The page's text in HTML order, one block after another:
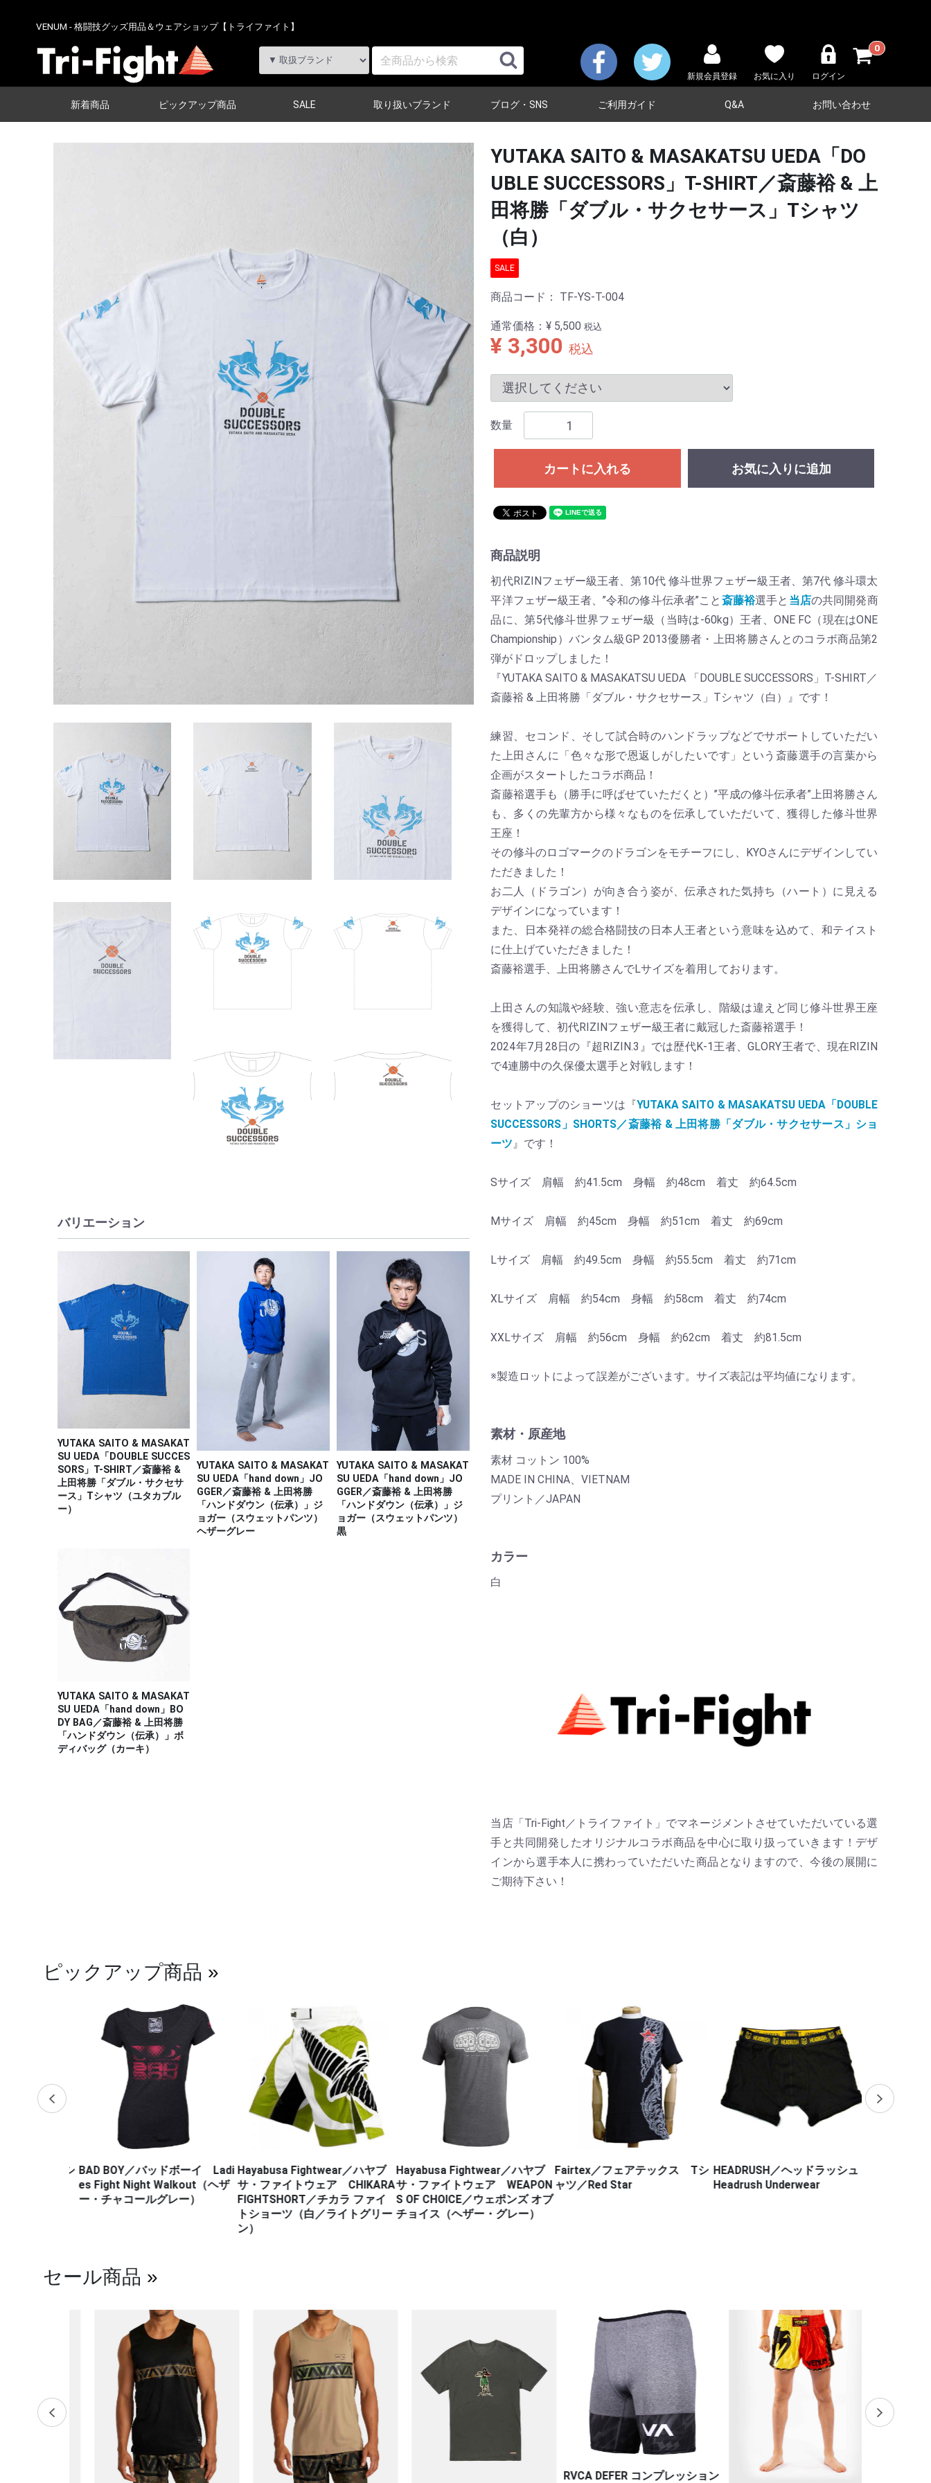
VENUM - 格闘技グッズ用品＆ウェアショップ【トライファイト】
新規会員登録 お気に入り ログイン
0
新着商品 ピックアップ商品 SALE 取り扱いブランド ブログ・SNS ご利用ガイド Q&A お問い合わせ
バリエーション
YUTAKA SAITO & MASAKAT
SU UEDA「DOUBLE SUCCES
SORS」T-SHIRT／斎藤裕 &
上田将勝「ダブル・サクセサ
ース」Tシャツ（ユタカブル
ー）
YUTAKA SAITO & MASAKAT
SU UEDA「hand down」JO
GGER／斎藤裕 & 上田将勝
「ハンドダウン（伝承）」ジ
ョガー（スウェットパンツ）
ヘザーグレー
YUTAKA SAITO & MASAKAT
SU UEDA「hand down」JO
GGER／斎藤裕 & 上田将勝
「ハンドダウン（伝承）」ジ
ョガー（スウェットパンツ）
黒
YUTAKA SAITO & MASAKAT
SU UEDA「hand down」BO
DY BAG／斎藤裕 & 上田将勝
「ハンドダウン（伝承）」ボ
ディバッグ（カーキ）
YUTAKA SAITO & MASAKATSU UEDA「DO
UBLE SUCCESSORS」T-SHIRT／斎藤裕 & 上
田将勝「ダブル・サクセサース」Tシャツ
（白）
SALE
商品コード： TF-YS-T-004
通常価格：¥ 5,500 税込
¥ 3,300 税込
数量
カートに入れる お気に入りに追加
商品説明
初代RIZINフェザー級王者、第10代 修斗世界フェザー級王者、第7代 修斗環太
平洋フェザー級王者、”令和の修斗伝承者”こと斎藤裕選手と 当店の共同開発商
品に、第5代修斗世界フェザー級（当時は-60kg）王者、ONE FC（現在はONE
Championship）バンタム級GP 2013優勝者・上田将勝さんとのコラボ商品第2
弾がドロップしました！
『YUTAKA SAITO & MASAKATSU UEDA 「DOUBLE SUCCESSORS」T-SHIRT／
斎藤裕 & 上田将勝「ダブル・サクセサース」Tシャツ（白）』です！
練習、セコンド、そして試合時のハンドラップなどでサポートしていただい
た上田さんに「色々な形で恩返しがしたいです」という斎藤選手の言葉から
企画がスタートしたコラボ商品！
斎藤裕選手も（勝手に呼ばせていただくと）”平成の修斗伝承者”上田将勝さん
も、多くの先輩方から様々なものを伝承していただいて、獲得した修斗世界
王座！
その修斗のロゴマークのドラゴンをモチーフにし、KYOさんにデザインしてい
ただきました！
お二人（ドラゴン）が向き合う姿が、伝承された気持ち（ハート）に見える
デザインになっています！
また、日本発祥の総合格闘技の日本人王者という意味を込めて、和テイスト
に仕上げていただきました！
斎藤裕選手、上田将勝さんでLサイズを着用しております。
上田さんの知識や経験、強い意志を伝承し、階級は違えど同じ修斗世界王座
を獲得して、初代RIZINフェザー級王者に戴冠した斎藤裕選手！
2024年7月28日の『超RIZIN.3』では歴代K-1王者、GLORY王者で、現在RIZIN
で4連勝中の久保優太選手と対戦します！
セットアップのショーツは『YUTAKA SAITO & MASAKATSU UEDA「DOUBLE
SUCCESSORS」SHORTS／斎藤裕 & 上田将勝「ダブル・サクセサース」ショ
ーツ』です！
Sサイズ 肩幅 約41.5cm 身幅 約48cm 着丈 約64.5cm
Mサイズ 肩幅 約45cm 身幅 約51cm 着丈 約69cm
Lサイズ 肩幅 約49.5cm 身幅 約55.5cm 着丈 約71cm
XLサイズ 肩幅 約54cm 身幅 約58cm 着丈 約74cm
XXLサイズ 肩幅 約56cm 身幅 約62cm 着丈 約81.5cm
※製造ロットによって誤差がございます。サイズ表記は平均値になります。
素材・原産地
素材 コットン 100%
MADE IN CHINA、VIETNAM
プリント／JAPAN
カラー
白
当店「Tri-Fight／トライファイト」でマネージメントさせていただいている選
手と共同開発したオリジナルコラボ商品を中心に取り扱っていきます！デザ
インから選手本人に携わっていただいた商品となりますので、今後の展開に
ご期待下さい！
ピックアップ商品 »
BAD BOY／バッドボーイ Ladi
es Fight Night Walkout（ヘザ
ー・チャコールグレー）
Hayabusa Fightwear／ハヤブ
サ・ファイトウェア CHIKARA
FIGHTSHORT／チカラ ファイ
トショーツ（白／ライトグリー
ン）
Hayabusa Fightwear／ハヤブ
サ・ファイトウェア WEAPON
S OF CHOICE／ウェポンズ オブ
チョイス（ヘザー・グレー）
Fairtex／フェアテックス Tシ
ャツ／Red Star
HEADRUSH／ヘッドラッシュ
Headrush Underwear
セール商品 »
RVCA DEFER コンプレッション